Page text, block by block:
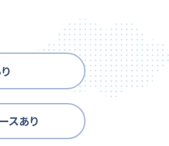
スあり